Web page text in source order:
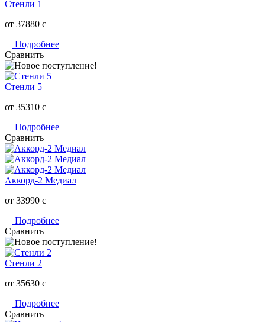
Стенли 1
от 37880 c
Подробнее
Сравнить
Стенли 5
от 35310 c
Подробнее
Сравнить
Аккорд-2 Медиал
от 33990 c
Подробнее
Сравнить
Стенли 2
от 35630 c
Подробнее
Сравнить